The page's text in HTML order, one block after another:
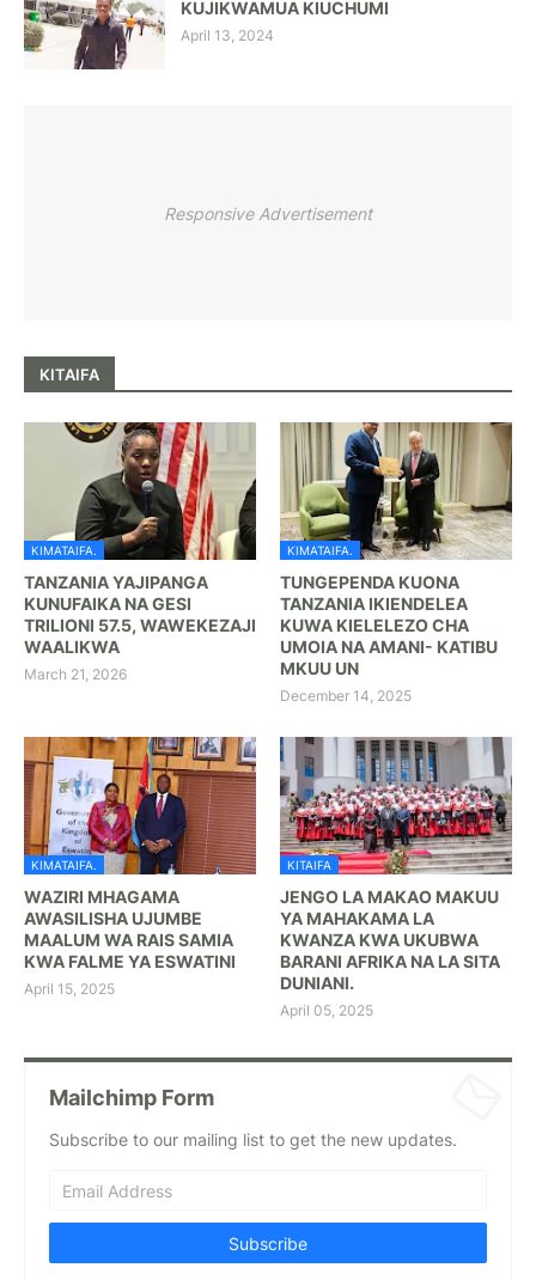
KUJIKWAMUA KIUCHUMI
April 13, 2024
Responsive Advertisement
KITAIFA
KIMATAIFA.
TANZANIA YAJIPANGA
KUNUFAIKA NA GESI
TRILIONI 57.5, WAWEKEZAJI
WAALIKWA
March 21, 2026
KIMATAIFA.
TUNGEPENDA KUONA
TANZANIA IKIENDELEA
KUWA KIELELEZO CHA
UMOIA NA AMANI- KATIBU
MKUU UN
December 14, 2025
KIMATAIFA.
WAZIRI MHAGAMA
AWASILISHA UJUMBE
MAALUM WA RAIS SAMIA
KWA FALME YA ESWATINI
April 15, 2025
KITAIFA
JENGO LA MAKAO MAKUU
YA MAHAKAMA LA
KWANZA KWA UKUBWA
BARANI AFRIKA NA LA SITA
DUNIANI.
April 05, 2025
Mailchimp Form
Subscribe to our mailing list to get the new updates.